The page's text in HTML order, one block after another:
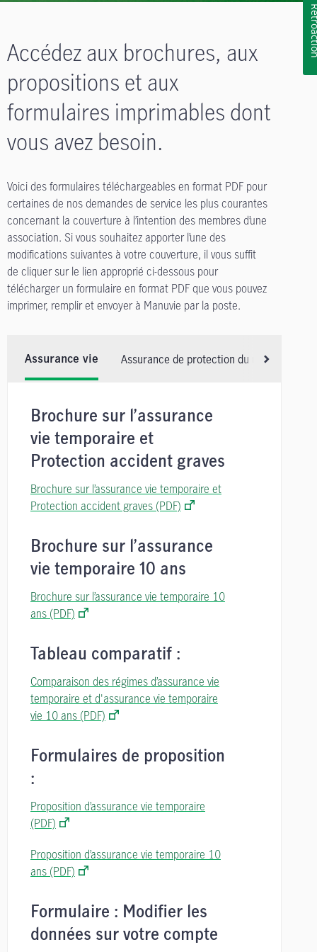
Accédez aux brochures, aux
propositions et aux
formulaires imprimables dont
vous avez besoin.
Voici des formulaires téléchargeables en format PDF pour
certaines de nos demandes de service les plus courantes
concernant la couverture à l’intention des membres d’une
association. Si vous souhaitez apporter l’une des
modifications suivantes à votre couverture, il vous suffit
de cliquer sur le lien approprié ci-dessous pour
télécharger un formulaire en format PDF que vous pouvez
imprimer, remplir et envoyer à Manuvie par la poste.
Faites
Assurance vie Assurance de protection du revenu en
Brochure sur l’assurance
vie temporaire et
Protection accident graves
Brochure sur l’assurance vie temporaire et
Protection accident graves (PDF)
Brochure sur l’assurance
vie temporaire 10 ans
Brochure sur l’assurance vie temporaire 10
ans (PDF)
Tableau comparatif :
Comparaison des régimes d’assurance vie
temporaire et d'assurance vie temporaire
vie 10 ans (PDF)
Formulaires de proposition
:
Proposition d’assurance vie temporaire
(PDF)
Proposition d’assurance vie temporaire 10
ans (PDF)
Formulaire : Modifier les
données sur votre compte